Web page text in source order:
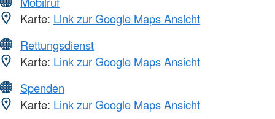
Karte: Link zur Google Maps Ansicht
Rettungsdienst
Karte: Link zur Google Maps Ansicht
Spenden
Karte: Link zur Google Maps Ansicht